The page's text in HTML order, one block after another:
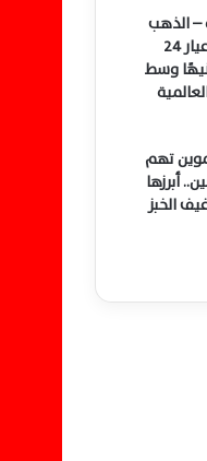
– الذهب
اليوم السبت.. عيار 24
6966 جنيهًا وسط
تهم
أبرزها
الخبز